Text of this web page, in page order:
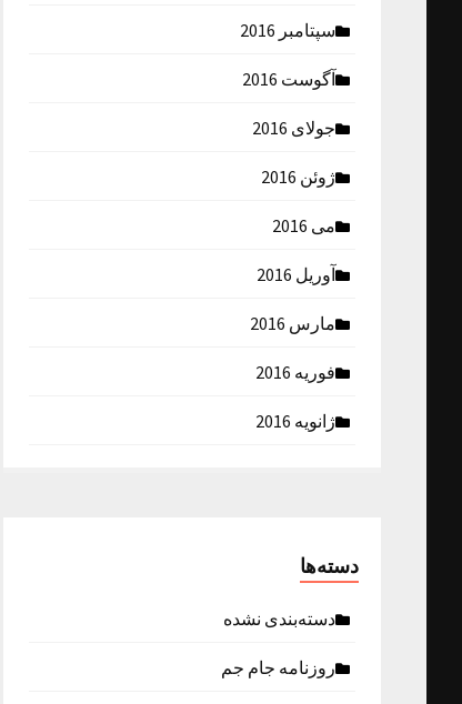
سپتامبر 2016
آگوست 2016
جولای 2016
ژوئن 2016
می 2016
آوریل 2016
مارس 2016
فوریه 2016
ژانویه 2016
دسته‌ها
دسته‌بندی نشده
روزنامه جام جم